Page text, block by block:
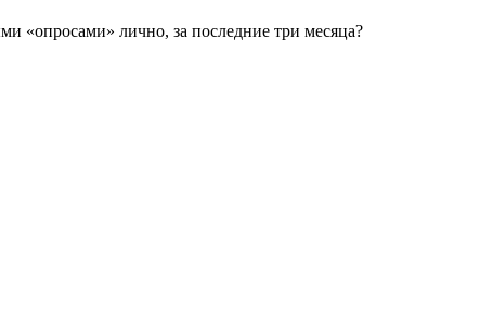
«опросами» лично, за последние три месяца?